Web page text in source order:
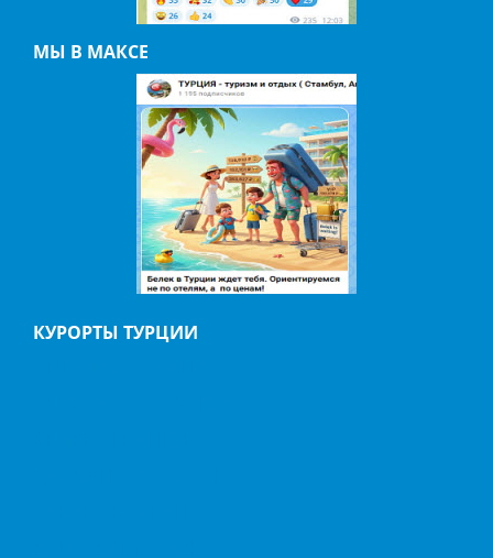
МЫ В МАКСЕ
КУРОРТЫ ТУРЦИИ